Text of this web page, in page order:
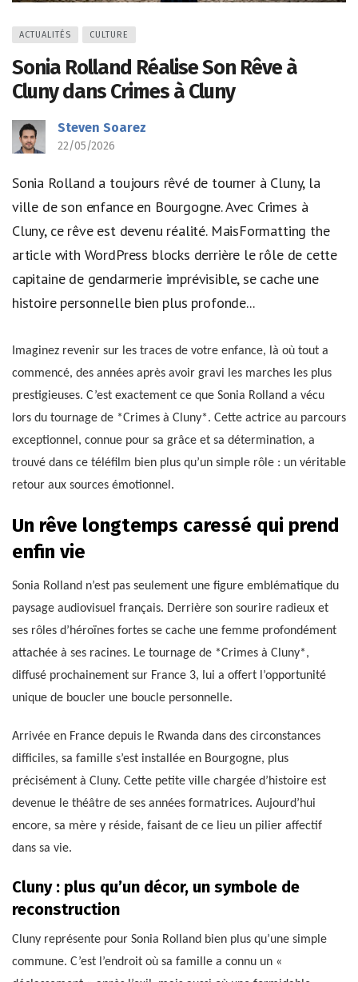
ACTUALITÉS CULTURE
Sonia Rolland Réalise Son Rêve à
Cluny dans Crimes à Cluny
Steven Soarez
22/05/2026
Sonia Rolland a toujours rêvé de tourner à Cluny, la
ville de son enfance en Bourgogne. Avec Crimes à
Cluny, ce rêve est devenu réalité. MaisFormatting the
article with WordPress blocks derrière le rôle de cette
capitaine de gendarmerie imprévisible, se cache une
histoire personnelle bien plus profonde...
Imaginez revenir sur les traces de votre enfance, là où tout a
commencé, des années après avoir gravi les marches les plus
prestigieuses. C’est exactement ce que Sonia Rolland a vécu
lors du tournage de *Crimes à Cluny*. Cette actrice au parcours
exceptionnel, connue pour sa grâce et sa détermination, a
trouvé dans ce téléfilm bien plus qu’un simple rôle : un véritable
retour aux sources émotionnel.
Un rêve longtemps caressé qui prend
enfin vie
Sonia Rolland n’est pas seulement une figure emblématique du
paysage audiovisuel français. Derrière son sourire radieux et
ses rôles d’héroïnes fortes se cache une femme profondément
attachée à ses racines. Le tournage de *Crimes à Cluny*,
diffusé prochainement sur France 3, lui a offert l’opportunité
unique de boucler une boucle personnelle.
Arrivée en France depuis le Rwanda dans des circonstances
difficiles, sa famille s’est installée en Bourgogne, plus
précisément à Cluny. Cette petite ville chargée d’histoire est
devenue le théâtre de ses années formatrices. Aujourd’hui
encore, sa mère y réside, faisant de ce lieu un pilier affectif
dans sa vie.
Cluny : plus qu’un décor, un symbole de
reconstruction
Cluny représente pour Sonia Rolland bien plus qu’une simple
commune. C’est l’endroit où sa famille a connu un «